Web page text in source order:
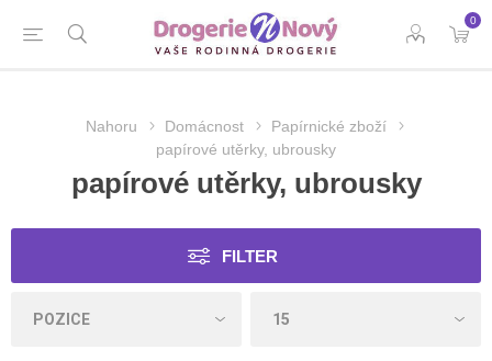
0
Nahoru Domácnost
Papírnické zboží
papírové utěrky, ubrousky
papírové utěrky, ubrousky
FILTER